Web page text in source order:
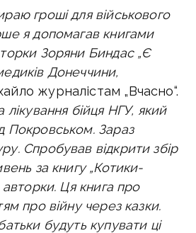
гроші для військового
я допомагав книгами
Зоряни Биндас „Є
Донеччини,
журналістам „Вчасно“.
лікування бійця НГУ, який
Покровськом. Зараз
Спробував відкрити збір
за книгу „Котики-
авторки. Ця книга про
про війну через казки.
будуть купувати ці